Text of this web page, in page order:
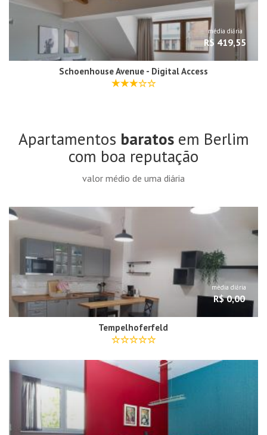
média diária
R$ 419,55
Schoenhouse Avenue - Digital Access
Apartamentos baratosem Berlim
com boa reputação
valor médio de uma diária
média diária
R$ 0,00
Tempelhoferfeld